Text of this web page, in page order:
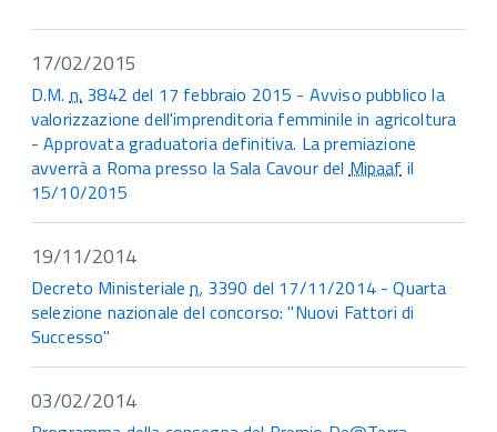
17/02/2015
D.M.n. 3842 del 17 febbraio 2015 - Avviso pubblico la
valorizzazione dell'imprenditoria femminile in agricoltura
- Approvata graduatoria definitiva. La premiazione
avverrà a Roma presso la Sala Cavour delMipaaf il
15/10/2015
19/11/2014
Decreto Ministerialen. 3390 del 17/11/2014 - Quarta
selezione nazionale del concorso: "Nuovi Fattori di
Successo"
03/02/2014